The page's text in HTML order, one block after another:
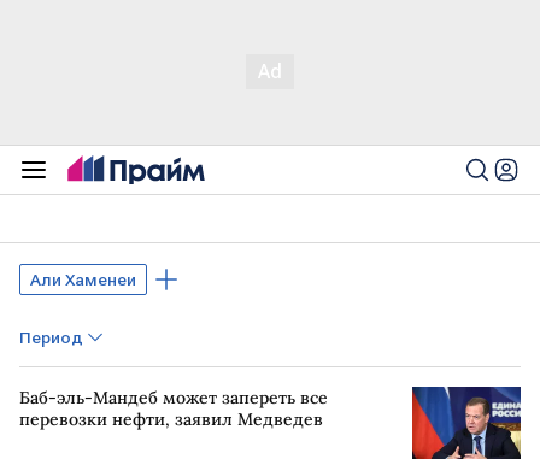
Али Хаменеи
Период
Баб-эль-Мандеб может запереть все
перевозки нефти, заявил Медведев